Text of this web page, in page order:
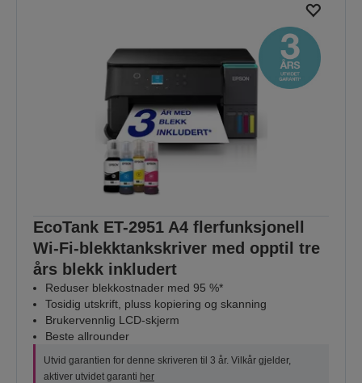
EcoTank ET-2951 A4 flerfunksjonell
Wi-Fi-blekktankskriver med opptil tre
års blekk inkludert
Reduser blekkostnader med 95 %*
Tosidig utskrift, pluss kopiering og skanning
Brukervennlig LCD-skjerm
Beste allrounder
Utvid garantien for denne skriveren til 3 år. Vilkår gjelder,
aktiver utvidet garanti her